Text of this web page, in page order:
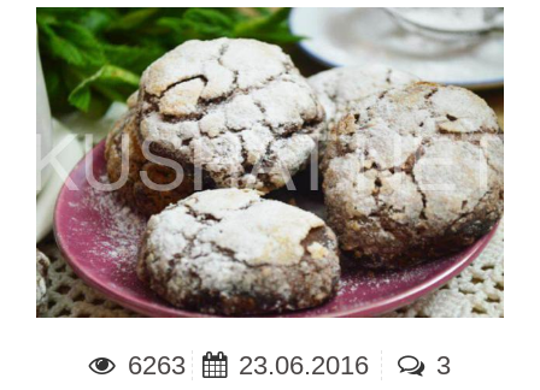
6263 23.06.2016 3